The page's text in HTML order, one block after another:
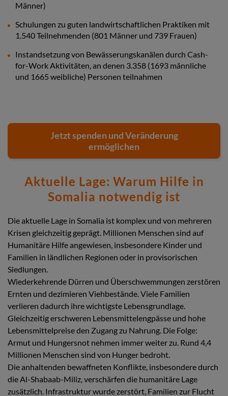
Männer)
Schulungen zu guten landwirtschaftlichen Praktiken mit
1.540 Teilnehmenden (801 Männer und 739 Frauen)
Instandsetzung von Bewässerungskanälen durch Cash-
for-Work Aktivitäten, an denen 3.358 (1693 männliche
und 1665 weibliche) Personen teilnahmen
Jetzt spenden und Veränderung
ermöglichen
Aktuelle Lage: Warum Hilfe in
Somalia notwendig ist
Die aktuelle Lage in Somalia ist komplex und von mehreren
Krisen gleichzeitig geprägt. Millionen Menschen sind auf
Humanitäre Hilfe angewiesen, insbesondere Kinder und
Familien in ländlichen Regionen oder in provisorischen
Siedlungen.
Wiederkehrende Dürren und Überschwemmungen zerstören
Ernten und dezimieren Viehbestände. Viele Familien
verlieren dadurch ihre wichtigste Lebensgrundlage.
Gleichzeitig erschweren Lebensmittelengpässe und hohe
Lebensmittelpreise den Zugang zu Nahrung. Die Folge:
Armut und Hungersnot nehmen immer weiter zu. Rund 4,4
Millionen Menschen sind von Hunger bedroht.
Die anhaltenden bewaffneten Konflikte, insbesondere durch
die Al-Shabaab-Miliz, verschärfen die humanitäre Lage
zusätzlich. Infrastruktur wurde zerstört, Familien zur Flucht